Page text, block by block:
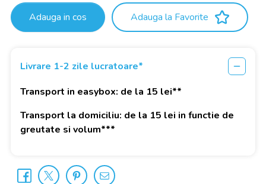
Adauga in cos Adauga la Favorite
Livrare 1-2 zile lucratoare*
Transport in easybox: de la 15 lei**
Transport la domiciliu: de la 15 lei in functie de
greutate si volum***